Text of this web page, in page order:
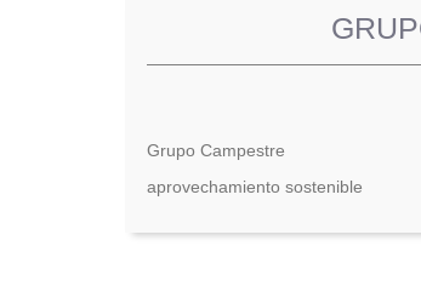
Grupo Campestre
aprovechamiento sostenible